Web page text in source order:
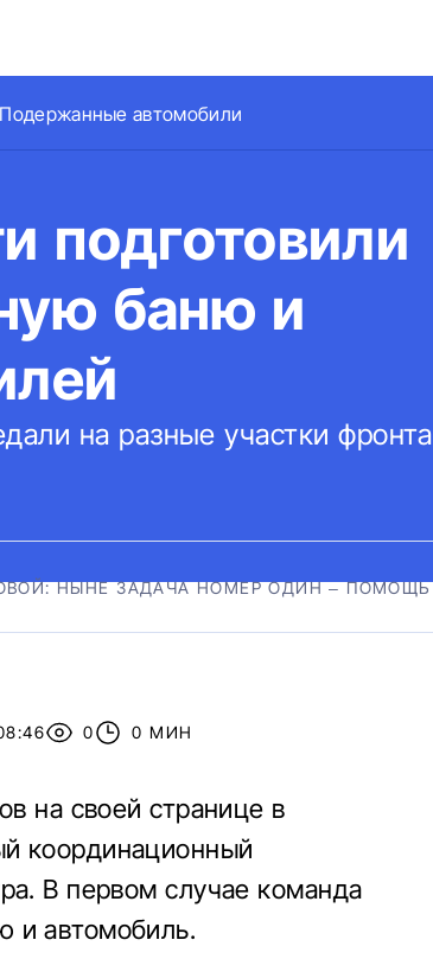
Подержанные автомобили
подготовили
баню и
на разные участки фронта
НЫНЕ ЗАДАЧА НОМЕР ОДИН – ПОМОЩЬ
0 0 МИН
на своей странице в
координационный
В первом случае команда
и автомобиль.